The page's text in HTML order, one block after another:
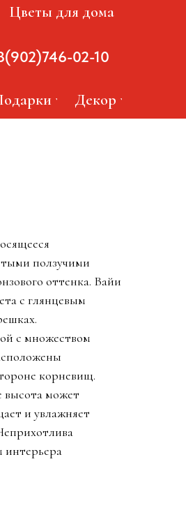
Цветы для дома
02-10
Декор
ползучими
оттенка. Вайи
с глянцевым
с множеством
корневищ.
высота может
и увлажняет
интерьера